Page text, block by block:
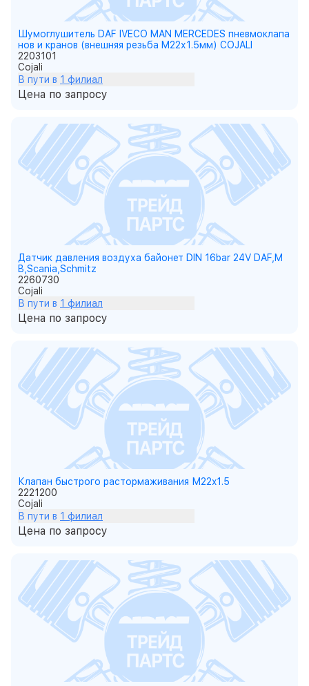
Шумоглушитель DAF IVECO MAN MERCEDES пневмоклапа
нов и кранов (внешняя резьба M22х1.5мм) COJALI
2203101
Cojali
В пути в 1 филиал
Цена по запросу
Датчик давления воздуха байонет DIN 16bar 24V DAF,M
B,Scania,Schmitz
2260730
Cojali
В пути в 1 филиал
Цена по запросу
Клапан быстрого растормаживания М22x1.5
2221200
Cojali
В пути в 1 филиал
Цена по запросу